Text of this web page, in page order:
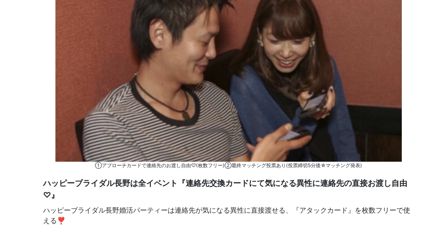
①アプローチカードで連絡先のお渡し自由♡(枚数フリー)②最終マッチング投票あり(投票締切5分後☆マッチング発表)
ハッピーブライダル長野は全イベント『連絡先交換カードにて気になる異性に連絡先の直接お渡し自由
♡』
ハッピーブライダル長野婚活パーティーは連絡先が気になる異性に直接渡せる、『アタックカード』を枚数フリーで使
える❣️